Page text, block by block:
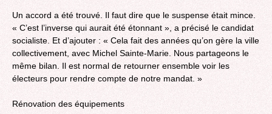
Un accord a été trouvé. Il faut dire que le suspense était mince.
« C’est l’inverse qui aurait été étonnant », a précisé le candidat
socialiste. Et d’ajouter : « Cela fait des années qu’on gère la ville
collectivement, avec Michel Sainte-Marie. Nous partageons le
même bilan. Il est normal de retourner ensemble voir les
électeurs pour rendre compte de notre mandat. »
Rénovation des équipements